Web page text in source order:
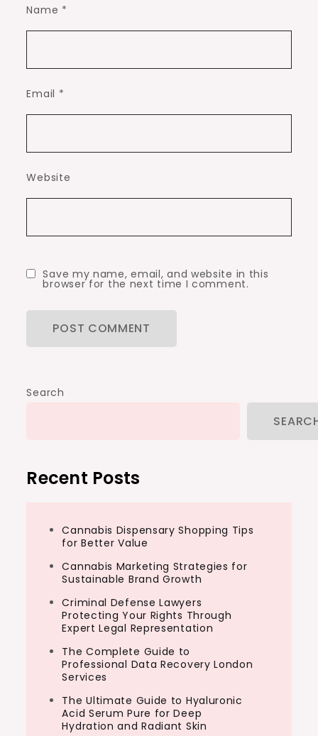
Name *
Email *
Website
Save my name, email, and website in this
browser for the next time I comment.
Search
Recent Posts
Cannabis Dispensary Shopping Tips
for Better Value
Cannabis Marketing Strategies for
Sustainable Brand Growth
Criminal Defense Lawyers
Protecting Your Rights Through
Expert Legal Representation
The Complete Guide to
Professional Data Recovery London
Services
The Ultimate Guide to Hyaluronic
Acid Serum Pure for Deep
Hydration and Radiant Skin